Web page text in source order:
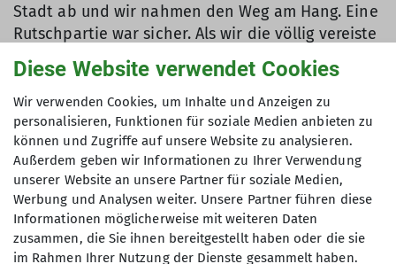
Stadt ab und wir nahmen den Weg am Hang. Eine
Rutschpartie war sicher. Als wir die völlig vereiste
Treppe runter zur Roda erreicht hatten, wollte
Marion am Hang bleiben. Aber das war eine
Sackgasse. Also zurück zur Treppe. Zum Glück
hatte diese ein stabiles Geländer. Mehr hangelnd
als laufend kamen wir unten an.
Unten ging´s dann erst einmal auf geräumten
Wegen. Aber wer will schon Straße laufen. Marion
führte uns auf Wegen die nur sie kannte, bergauf
Diese Website verwendet Cookies
Wir verwenden Cookies, um Inhalte und Anzeigen zu
personalisieren, Funktionen für soziale Medien anbieten zu
können und Zugriffe auf unsere Website zu analysieren.
Außerdem geben wir Informationen zu Ihrer Verwendung
unserer Website an unsere Partner für soziale Medien,
Werbung und Analysen weiter. Unsere Partner führen diese
Informationen möglicherweise mit weiteren Daten
zusammen, die Sie ihnen bereitgestellt haben oder die sie
im Rahmen Ihrer Nutzung der Dienste gesammelt haben.